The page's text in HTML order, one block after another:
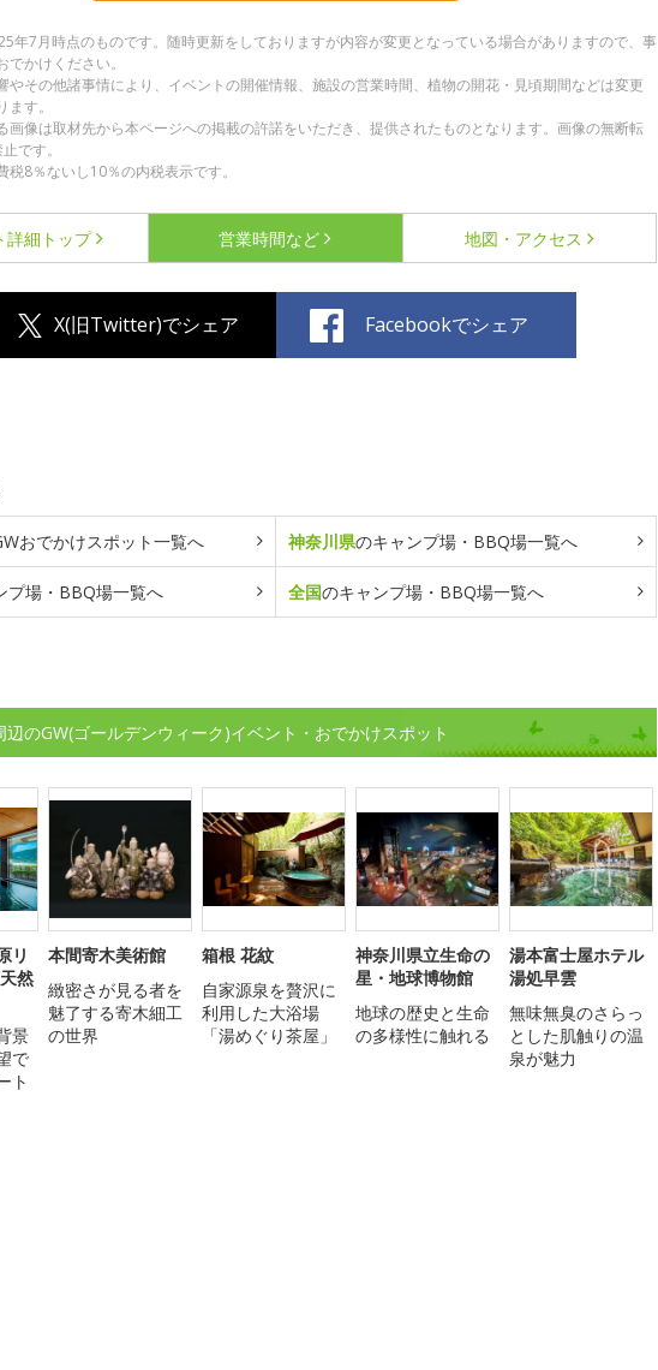
年7月時点のものです。随時更新をしておりますが内容が変更となっている場合がありますので、事
かけください。
やその他諸事情により、イベントの開催情報、施設の営業時間、植物の開花・見頃期間などは変更
す。
画像は取材先から本ページへの掲載の許諾をいただき、提供されたものとなります。画像の無断転
です。
8％ないし10％の内税表示です。
詳細 トップ 営業時間など 地図・アクセス
X(旧Twitter)でシェア Facebookでシェア
おでかけスポット一覧へ 神奈川県のキャンプ場・BBQ場一覧へ
プ場・BBQ場一覧へ 全国のキャンプ場・BBQ場一覧へ
辺のGW(ゴールデンウィーク)イベント・おでかけスポット
リ
然
景
で
ト
本間寄木美術館
緻密さが見る者を
魅了する寄木細工
の世界
箱根 花紋
自家源泉を贅沢に
利用した大浴場
「湯めぐり茶屋」
神奈川県立生命の
星・地球博物館
地球の歴史と生命
の多様性に触れる
湯本富士屋ホテル
湯処早雲
無味無臭のさらっ
とした肌触りの温
泉が魅力